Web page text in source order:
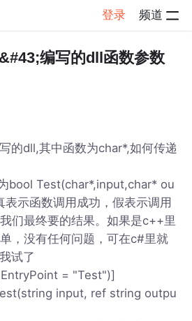
登录 频道
编写的dll函数参数
的dll,其中函数为char*,如何传递
bool Test(char*,input,char* ou
示函数调用成功，假表示调用
们最终要的结果。如果是c++里
，没有任何问题，可在c#里就
试了
= "Test")]
input, ref string outpu